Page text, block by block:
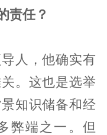
责任？
人，他确实有
。这也是选举
知识储备和经
弊端之一。但